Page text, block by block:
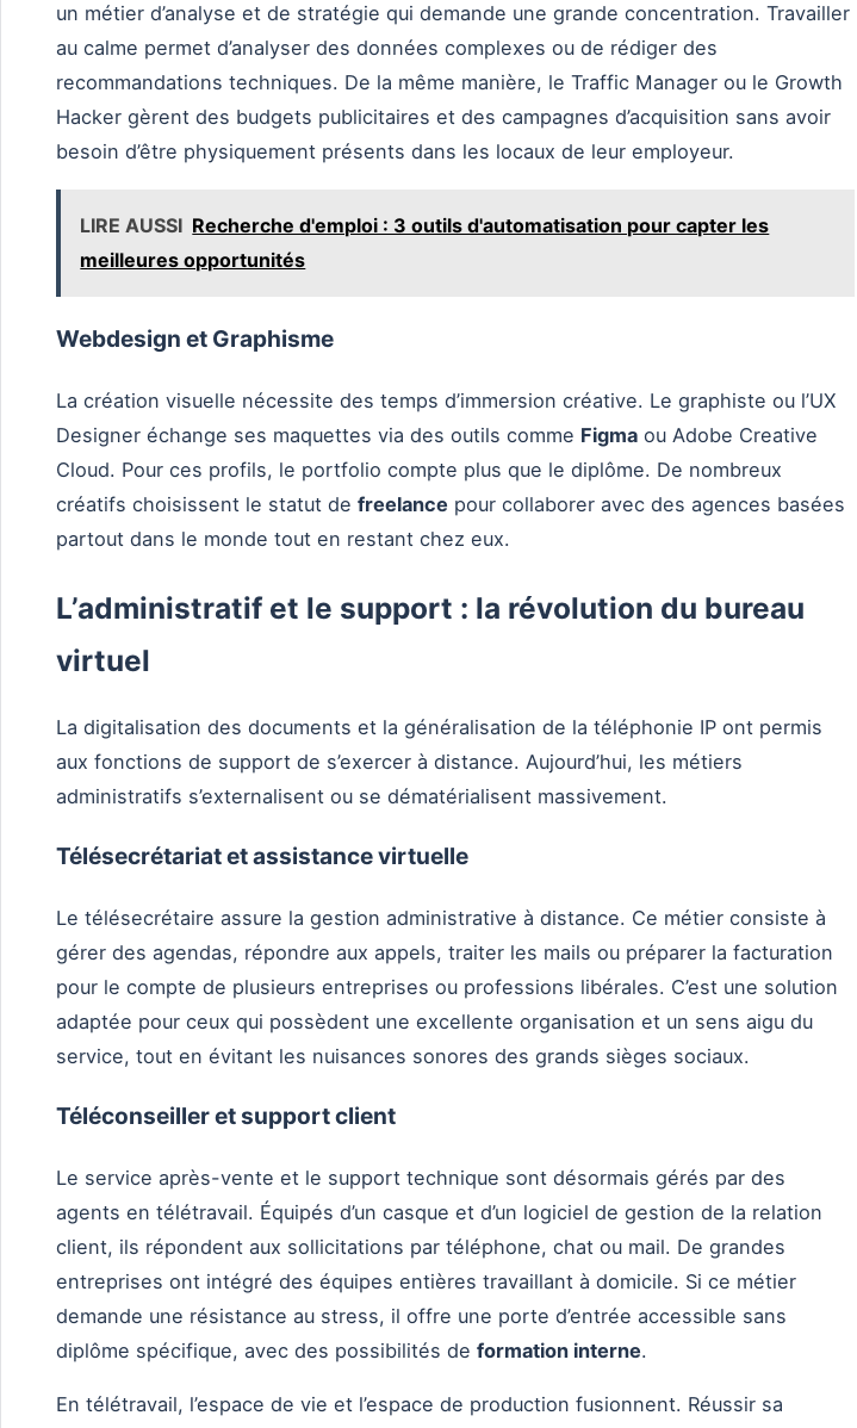
un métier d’analyse et de stratégie qui demande une grande concentration. Travailler
au calme permet d’analyser des données complexes ou de rédiger des
recommandations techniques. De la même manière, le Traffic Manager ou le Growth
Hacker gèrent des budgets publicitaires et des campagnes d’acquisition sans avoir
besoin d’être physiquement présents dans les locaux de leur employeur.
LIRE AUSSI Recherche d'emploi : 3 outils d'automatisation pour capter les
meilleures opportunités
Webdesign et Graphisme
La création visuelle nécessite des temps d’immersion créative. Le graphiste ou l’UX
Designer échange ses maquettes via des outils comme Figma ou Adobe Creative
Cloud. Pour ces profils, le portfolio compte plus que le diplôme. De nombreux
créatifs choisissent le statut de freelance pour collaborer avec des agences basées
partout dans le monde tout en restant chez eux.
L’administratif et le support : la révolution du bureau
virtuel
La digitalisation des documents et la généralisation de la téléphonie IP ont permis
aux fonctions de support de s’exercer à distance. Aujourd’hui, les métiers
administratifs s’externalisent ou se dématérialisent massivement.
Télésecrétariat et assistance virtuelle
Le télésecrétaire assure la gestion administrative à distance. Ce métier consiste à
gérer des agendas, répondre aux appels, traiter les mails ou préparer la facturation
pour le compte de plusieurs entreprises ou professions libérales. C’est une solution
adaptée pour ceux qui possèdent une excellente organisation et un sens aigu du
service, tout en évitant les nuisances sonores des grands sièges sociaux.
Téléconseiller et support client
Le service après-vente et le support technique sont désormais gérés par des
agents en télétravail. Équipés d’un casque et d’un logiciel de gestion de la relation
client, ils répondent aux sollicitations par téléphone, chat ou mail. De grandes
entreprises ont intégré des équipes entières travaillant à domicile. Si ce métier
demande une résistance au stress, il offre une porte d’entrée accessible sans
diplôme spécifique, avec des possibilités de formation interne.
En télétravail, l’espace de vie et l’espace de production fusionnent. Réussir sa